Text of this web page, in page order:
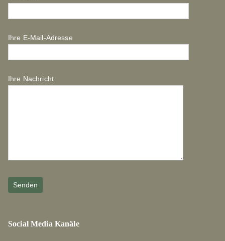
Ihre E-Mail-Adresse
Ihre Nachricht
Social Media Kanäle